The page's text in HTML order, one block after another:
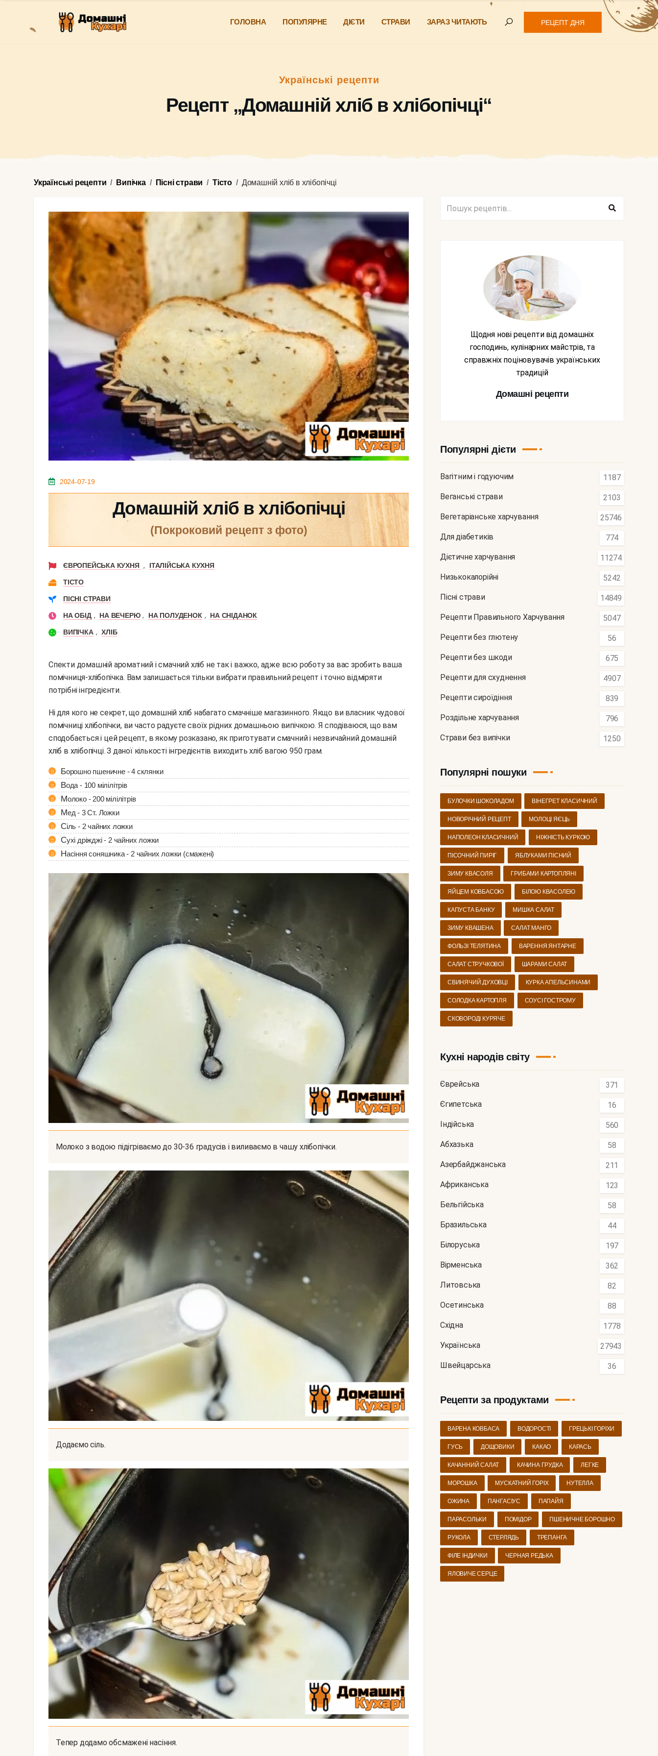
ГОЛОВНА ПОПУЛЯРНЕ ДІЄТИ СТРАВИ ЗАРАЗ ЧИТАЮТЬ РЕЦЕПТ ДНЯ
Українські рецепти
Рецепт „Домашній хліб в хлібопічці“
Українські рецепти Випічка Пісні страви Тісто Домашній хліб в хлібопічці
2024-07-19
Домашній хліб в хлібопічці
(покроковий рецепт з фото)
ЄВРОПЕЙСЬКА КУХНЯ , ІТАЛІЙСЬКА КУХНЯ
ТІСТО
ПІСНІ СТРАВИ
НА ОБІД , НА ВЕЧЕРЮ , НА ПОЛУДЕНОК , НА СНІДАНОК
ВИПІЧКА , ХЛІБ
Спекти домашній ароматний і смачний хліб не так і важко, адже всю роботу за вас зробить ваша
помічниця-хлібопічка. Вам залишається тільки вибрати правильний рецепт і точно відміряти
потрібні інгредієнти.
Ні для кого не секрет, що домашній хліб набагато смачніше магазинного. Якщо ви власник чудової
помічниці хлібопічки, ви часто радуєте своїх рідних домашньою випічкою. Я сподіваюся, що вам
сподобається і цей рецепт, в якому розказано, як приготувати смачний і незвичайний домашній
хліб в хлібопічці. З даної кількості інгредієнтів виходить хліб вагою 950 грам.
Борошно пшеничне - 4 склянки
Вода - 100 мілілітрів
Молоко - 200 мілілітрів
Мед - 3 Ст. Ложки
Сіль - 2 чайних ложки
Сухі дріжджі - 2 чайних ложки
Насіння соняшника - 2 чайних ложки (смажені)
Молоко з водою підігріваємо до 30-36 градусів і виливаємо в чашу хлібопічки.
Додаємо сіль.
Тепер додамо обсмажені насіння.
Щодня нові рецепти від домашніх
господинь, кулінарних майстрів, та
справжніх поціновувачів українських
традицій
Домашні рецепти
Популярні дієти
Вагітним і годуючим 1187
Веганські страви 2103
Вегетаріанське харчування 25746
Для діабетиків 774
Дієтичне харчування 11274
Низькокалорійні 5242
Пісні страви 14849
Рецепти Правильного Харчування 5047
Рецепти без глютену 56
Рецепти без шкоди 675
Рецепти для схуднення 4907
Рецепти сироїдіння 839
Роздільне харчування 796
Страви без випічки 1250
Популярні пошуки
БУЛОЧКИ ШОКОЛАДОМ ВІНЕГРЕТ КЛАСИЧНИЙ
НОВОРІЧНИЙ РЕЦЕПТ МОЛОЦІ ЯЄЦЬ
НАПОЛЕОН КЛАСИЧНИЙ НІЖНІСТЬ КУРКОЮ
ПІСОЧНИЙ ПИРІГ ЯБЛУКАМИ ПІСНИЙ
ЗИМУ КВАСОЛЯ ГРИБАМИ КАРТОПЛЯНІ
ЯЙЦЕМ КОВБАСОЮ БІЛОЮ КВАСОЛЕЮ
КАПУСТА БАНКУ МИШКА САЛАТ
ЗИМУ КВАШЕНА САЛАТ МАНГО
ФОЛЬЗІ ТЕЛЯТИНА ВАРЕННЯ ЯНТАРНЕ
САЛАТ СТРУЧКОВОЇ ШАРАМИ САЛАТ
СВИНЯЧИЙ ДУХОВЦІ КУРКА АПЕЛЬСИНАМИ
СОЛОДКА КАРТОПЛЯ СОУСІ ГОСТРОМУ
СКОВОРОДІ КУРЯЧЕ
Кухні народів світу
Єврейська 371
Єгипетська 16
Індійська 560
Абхазька 58
Азербайджанська 211
Африканська 123
Бельгійська 58
Бразильська 44
Білоруська 197
Вірменська 362
Литовська 82
Осетинська 88
Східна 1778
Українська 27943
Швейцарська 36
Рецепти за продуктами
ВАРЕНА КОВБАСА ВОДОРОСТІ ГРЕЦЬКІ ГОРІХИ
ГУСЬ ДОЩОВИКИ КАКАО КАРАСЬ
КАЧАННИЙ САЛАТ КАЧИНА ГРУДКА ЛЕГКЕ
МОРОШКА МУСКАТНИЙ ГОРІХ НУТЕЛЛА
ОЖИНА ПАНГАСІУС ПАПАЙЯ
ПАРАСОЛЬКИ ПОМІДОР ПШЕНИЧНЕ БОРОШНО
РУКОЛА СТЕРЛЯДЬ ТРЕПАНГА
ФІЛЕ ІНДИЧКИ ЧЕРНАЯ РЕДЬКА
ЯЛОВИЧЕ СЕРЦЕ